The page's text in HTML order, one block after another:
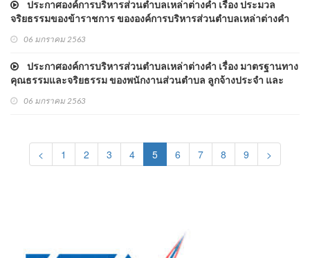
ประกาศองค์การบริหารส่วนตำบลเหล่าต่างคำ เรื่อง ประมวล
จริยธรรมของข้าราชการ ขององค์การบริหารส่วนตำบลเหล่าต่างคำ
06 มกราคม 2563
ประกาศองค์การบริหารส่วนตำบลเหล่าต่างคำ เรื่อง มาตรฐานทาง
คุณธรรมและจริยธรรม ของพนักงานส่วนตำบล ลูกจ้างประจำ และ
06 มกราคม 2563
< 1 2 3 4 5(current)
6 7 8 9 >